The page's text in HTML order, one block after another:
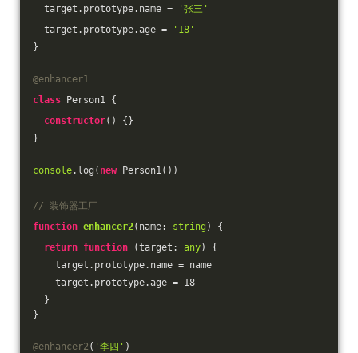
target.prototype.name =
'张三'
target.prototype.age =
'18'
}
@enhancer1
class Person1 {
constructor( ) {}
}
console.log( new Person1())
// 装饰器工厂
function enhancer2( name: string ) {
return function (target: any) {
target.prototype.name = name
target.prototype.age = 18
}
}
@enhancer2 ( '李四' )